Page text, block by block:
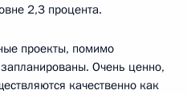
2,3 процента.
проекты, помимо
Очень ценно,
качественно как